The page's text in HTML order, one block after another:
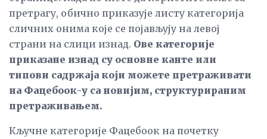
претрагу, обично приказује листу категорија
сличних онима које се појављују на левој
страни на слици изнад. Ове категорије
приказане изнад су основне канте или
типови садржаја који можете претраживати
на Фацебоок-у са новијим, структурираним
претраживањем.
Кључне категорије Фацебоок на почетку